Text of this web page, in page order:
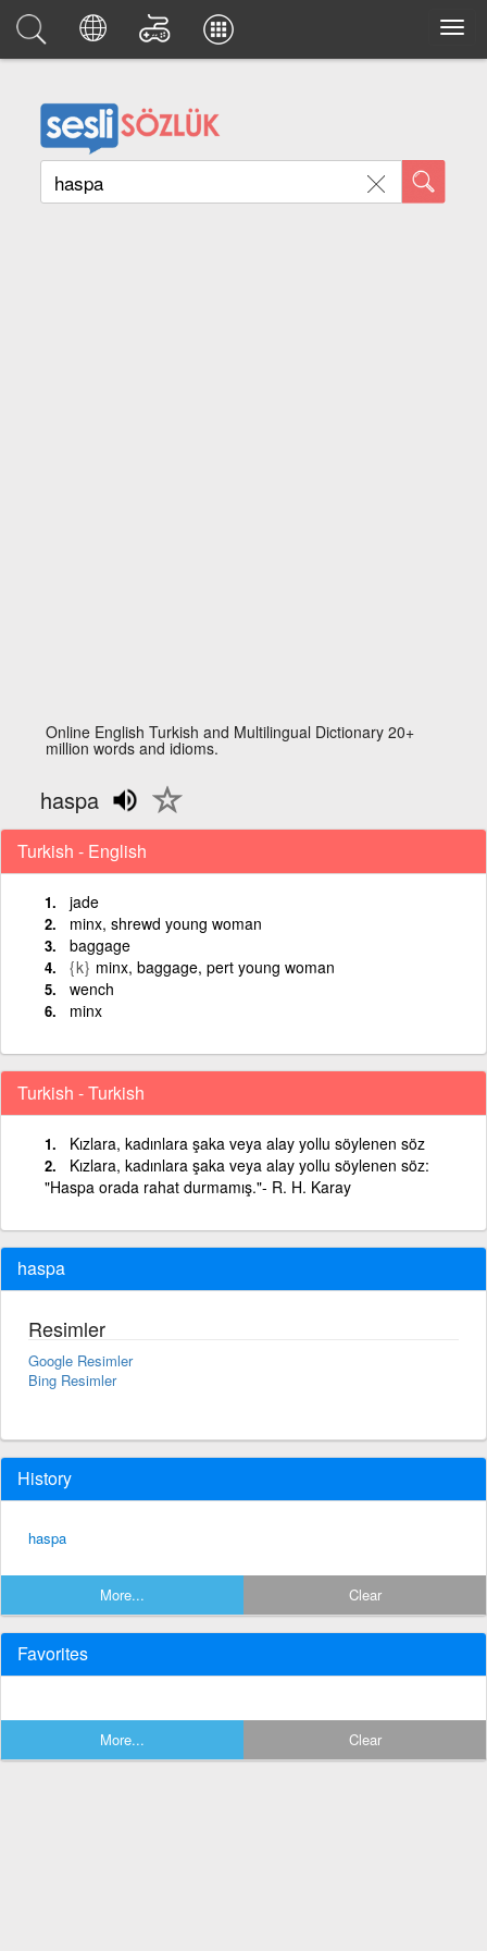
Online English Turkish and Multilingual Dictionary 20+
million words and idioms.
haspa
Turkish - English
jade
minx, shrewd young woman
baggage
{k} minx, baggage, pert young woman
wench
minx
Turkish - Turkish
Kızlara, kadınlara şaka veya alay yollu söylenen söz
Kızlara, kadınlara şaka veya alay yollu söylenen söz:
"Haspa orada rahat durmamış."- R. H. Karay
haspa
Resimler
Google Resimler
Bing Resimler
History
haspa
More... Clear
Favorites
More... Clear